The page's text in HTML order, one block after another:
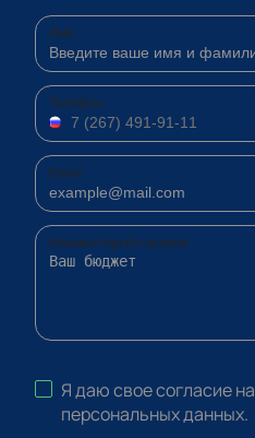
Имя
Телефон
Email
Комментарий к заявке
Я даю свое согласие на
персональных данных.